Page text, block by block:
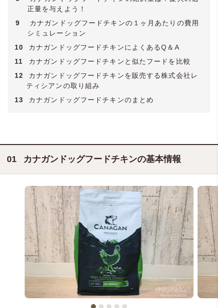
正量を与えよう！
9
カナガンドッグフードチキンの１ヶ月あたりの費用
シミュレーション
10
カナガンドッグフードチキンによくあるQ＆A
11
カナガンドッグフードチキンと似たフードを比較
12
カナガンドッグフードチキンを販売する株式会社レ
ティシアンの取り組み
13
カナガンドッグフードチキンのまとめ
カナガンドッグフードチキンの基本情報